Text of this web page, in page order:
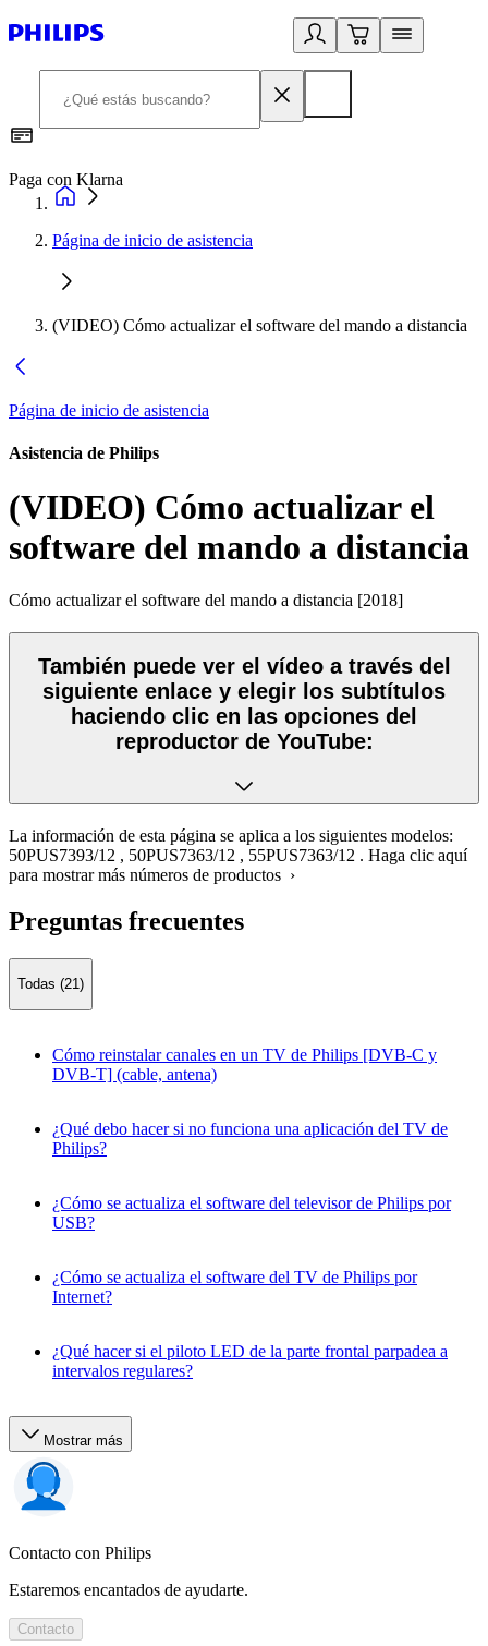
Paga con Klarna
Página de inicio de asistencia
(VIDEO) Cómo actualizar el software del mando a distancia
Página de inicio de asistencia
Asistencia de Philips
(VIDEO) Cómo actualizar el
software del mando a distancia
Cómo actualizar el software del mando a distancia [2018]
También puede ver el vídeo a través del
siguiente enlace y elegir los subtítulos
haciendo clic en las opciones del
reproductor de YouTube:
La información de esta página se aplica a los siguientes modelos:
50PUS7393/12 , 50PUS7363/12 , 55PUS7363/12 . Haga clic aquí
para mostrar más números de productos ›
Preguntas frecuentes
Todas (21)
Cómo reinstalar canales en un TV de Philips [DVB-C y
DVB-T] (cable, antena)
¿Qué debo hacer si no funciona una aplicación del TV de
Philips?
¿Cómo se actualiza el software del televisor de Philips por
USB?
¿Cómo se actualiza el software del TV de Philips por
Internet?
¿Qué hacer si el piloto LED de la parte frontal parpadea a
intervalos regulares?
Mostrar más
Contacto con Philips
Estaremos encantados de ayudarte.
Contacto